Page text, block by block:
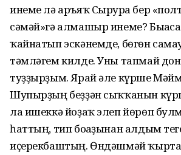
инеме лә аръяҡ Сырурға бер
сәмәй»гә алмашыр инеме?
ҡайнатып эскәнемде, бөгөн
тәмләгем килде. Уны тапмай
туҙҙырҙым. Ярай әле күрше
Шупырҙың беҙ­ҙән сыҡҡанын
ла ишеккә йоҙаҡ элеп йөрөп
һаттың, тип боғаҙынан алдым
иҫерекбаштың. Өндәшмәй